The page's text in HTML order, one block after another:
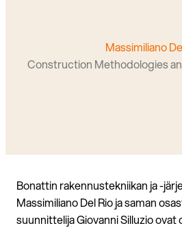
Massimiliano
Construction Methodologies
Bonattin rakennustekniikan ja -
Massimiliano Del Rio ja saman
suunnittelija Giovanni Silluzio ovat